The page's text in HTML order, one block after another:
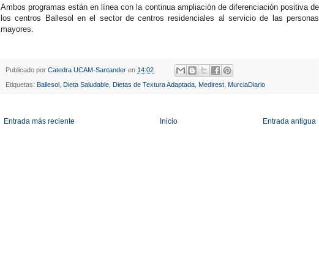
Ambos programas están en línea con la continua ampliación de diferenciación positiva de
los centros Ballesol en el sector de centros residenciales al servicio de las personas
mayores.
Publicado por Catedra UCAM-Santander en 14:02
Etiquetas: Ballesol Dieta Saludable Dietas de Textura Adaptada Medirest MurciaDiario
Entrada más reciente Entrada antigua
Inicio